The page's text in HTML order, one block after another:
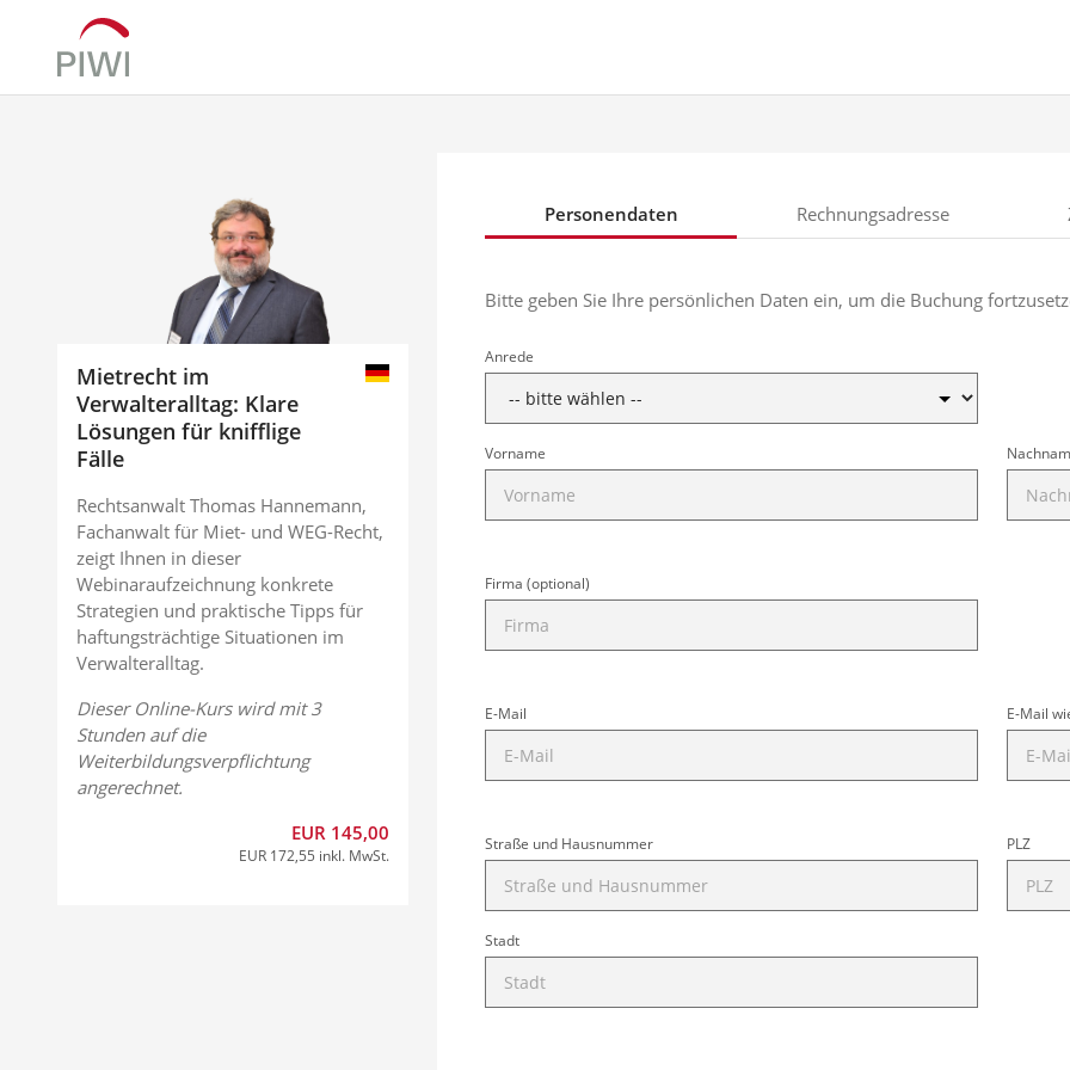
Mietrecht im
Verwalteralltag: Klare
Lösungen für knifflige
Fälle
Rechtsanwalt Thomas Hannemann,
Fachanwalt für Miet- und WEG-Recht,
zeigt Ihnen in dieser
Webinaraufzeichnung konkrete
Strategien und praktische Tipps für
haftungsträchtige Situationen im
Verwalteralltag.
Dieser Online-Kurs wird mit 3
Stunden auf die
Weiterbildungsverpflichtung
angerechnet.
EUR 145,00
EUR 172,55 inkl. MwSt.
Personendaten Rechnungsadresse
Bitte geben Sie Ihre persönlichen Daten ein, um die Buchung
Anrede
Vorname
Firma (optional)
E-Mail E-Mail
Straße und Hausnummer PLZ
Stadt